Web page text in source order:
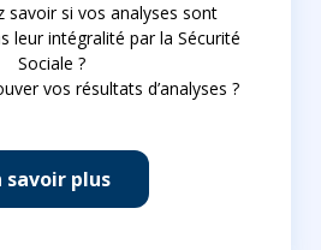
savoir si vos analyses sont
leur intégralité par la Sécurité
Sociale ?
vos résultats d’analyses ?
savoir plus